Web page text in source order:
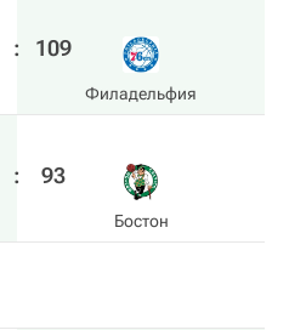
: 109
Филадельфия
: 93
Бостон